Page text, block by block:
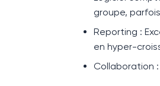
groupe,
Reporting :
en hyper-
Collaboration